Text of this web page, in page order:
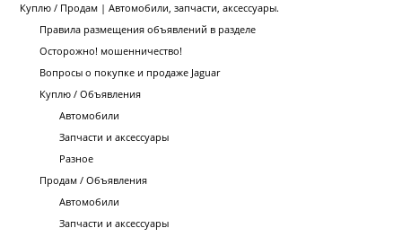
Куплю / Продам | Автомобили, запчасти, аксессуары.
Правила размещения объявлений в разделе
Осторожно! мошенничество!
Вопросы о покупке и продаже Jaguar
Куплю / Объявления
Автомобили
Запчасти и аксессуары
Разное
Продам / Объявления
Автомобили
Запчасти и аксессуары